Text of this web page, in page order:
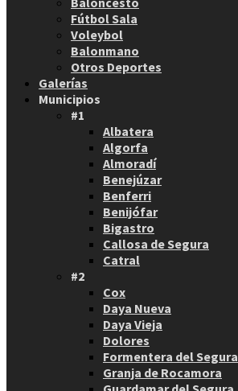
Fútbol Sala
Voleybol
Balonmano
Otros Deportes
Galerías
Municipios
#1
Albatera
Algorfa
Almoradí
Benejúzar
Benferri
Benijófar
Bigastro
Callosa de Segura
Catral
#2
Cox
Daya Nueva
Daya Vieja
Dolores
Formentera del Segura
Granja de Rocamora